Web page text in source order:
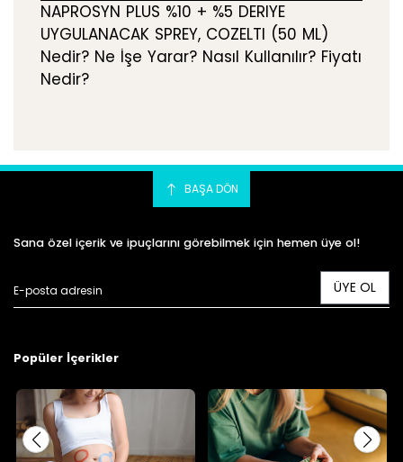
NAPROSYN PLUS %10 + %5 DERIYE
UYGULANACAK SPREY, COZELTI (50 ML)
Nedir? Ne İşe Yarar? Nasıl Kullanılır? Fiyatı
Nedir?
BAŞA DÖN
Sana özel içerik ve ipuçlarını görebilmek için hemen üye ol!
ÜYE OL
Popüler İçerikler